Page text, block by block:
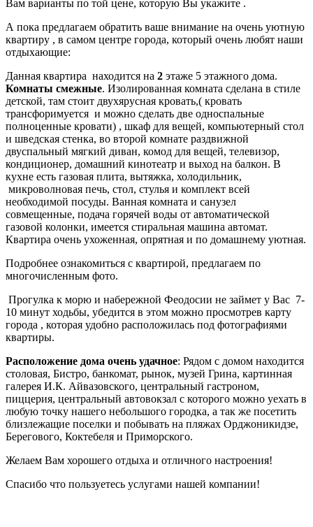
Вам варианты по той цене, которую Вы укажите .
А пока предлагаем обратить ваше внимание на очень уютную
квартиру , в самом центре города, который очень любят наши
отдыхающие:
Данная квартира находится на 2 этаже 5 этажного дома.
Комнаты смежные. Изолированная комната сделана в стиле
детской, там стоит двухярусная кровать,( кровать
трансфоримуется и можно сделать две односпальные
полноценные кровати) , шкаф для вещей, компьютерный стол
и шведская стенка, во второй комнате раздвижной
двуспальный мягкий диван, комод для вещей, телевизор,
кондиционер, домашний кинотеатр и выход на балкон. В
кухне есть газовая плита, вытяжка, холодильник,
микроволновая печь, стол, стулья и комплект всей
необходимой посуды. Ванная комната и санузел
совмещенные, подача горячей воды от автоматической
газовой колонки, имеется стиральная машина автомат.
Квартира очень ухоженная, опрятная и по домашнему уютная.
Подробнее ознакомиться с квартирой, предлагаем по
многочисленным фото.
Прогулка к морю и набережной Феодосии не займет у Вас 7-
10 минут ходьбы, убедится в этом можно просмотрев карту
города , которая удобно расположилась под фотографиями
квартиры.
Расположение дома очень удачное: Рядом с домом находится
столовая, Бистро, банкомат, рынок, музей Грина, картинная
галерея И.К. Айвазовского, центральный гастроном,
пиццерия, центральный автовокзал с которого можно уехать в
любую точку нашего небольшого городка, а так же посетить
близлежащие поселки и побывать на пляжах Орджоникидзе,
Берегового, Коктебеля и Приморского.
Желаем Вам хорошего отдыха и отличного настроения!
Спасибо что пользуетесь услугами нашей компании!